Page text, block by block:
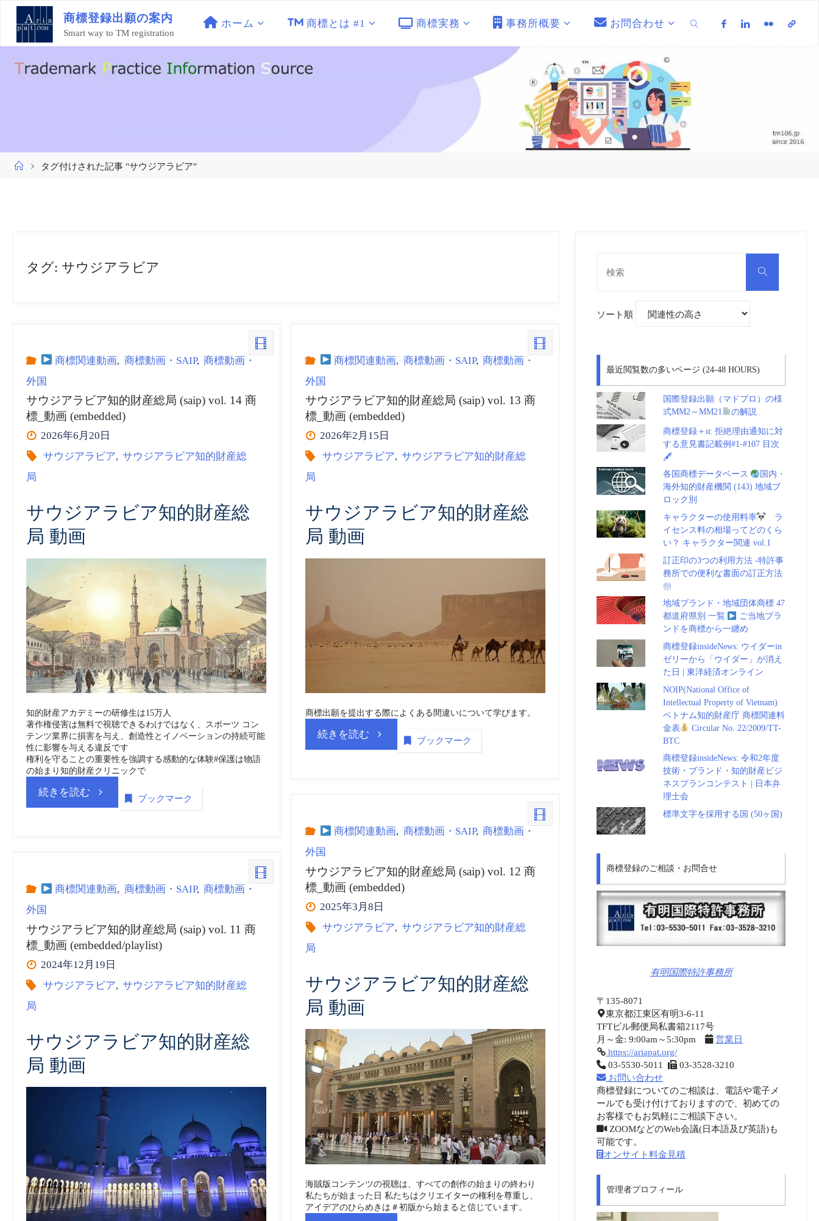
ン
商標登録出願の案内
Smart way to TM registration
ホーム 商標とは #1 商標実務 事務所概要 お問合わせ
ホ
タグ付けされた記事 "サウジアラビア"
タグ: サウジアラビア
商標関連動画, 商標動画・SAIP, 商標動画・
外国
サウジアラビア知的財産総局 (saip) vol. 14 商
標_動画 (embedded)
2026年6月20日
サウジアラビア, サウジアラビア知的財産総
局
サウジアラビア知的財産総
局 動画
知的財産アカデミーの研修生は15万人
著作権侵害は無料で視聴できるわけではなく、スポーツ コン
テンツ業界に損害を与え、創造性とイノベーションの持続可能
性に影響を与える違反です
権利を守ることの重要性を強調する感動的な体験#保護は物語
の始まり知的財産クリニックで
続きを読む “サ
ア
ビ
的
産
局
(saip)
ブックマーク
商標関連動画, 商標動画・SAIP, 商標動画・
外国
サウジアラビア知的財産総局 (saip) vol. 13 商
標_動画 (embedded)
2026年2月15日
サウジアラビア, サウジアラビア知的財産総
局
サウジアラビア知的財産総
局 動画
商標出願を提出する際によくある間違いについて学びます。
続きを読む “サ
ア
ビ
的
総
局
(saip)
13
ブックマーク
商標関連動画, 商標動画・SAIP, 商標動画・
外国
サウジアラビア知的財産総局 (saip) vol. 12 商
標_動画 (embedded)
2025年3月8日
サウジアラビア, サウジアラビア知的財産総
局
サウジアラビア知的財産総
局 動画
海賊版コンテンツの視聴は、すべての創作の始まりの終わり
私たちが始まった日 私たちはクリエイターの権利を尊重し、
アイデアのひらめきは＃初版から始まると信じています。
商標関連動画, 商標動画・SAIP, 商標動画・
外国
サウジアラビア知的財産総局 (saip) vol. 11 商
標_動画 (embedded/playlist)
2024年12月19日
サウジアラビア, サウジアラビア知的財産総
局
サウジアラビア知的財産総
局 動画
検
ソート順
最近閲覧数の多いページ (24-48 HOURS)
国際登録出願（マドプロ）の様
式MM2～MM21
の解説
商標登録＋α: 拒絶理由通知に対
する意見書記載例#1-#107 目次
🖋
各国商標データベース
国内・
海外知的財産機関 (143) 地域ブ
ロック別
キャラクターの使用料率
ラ
イセンス料の相場ってどのくら
い？ キャラクター関連 vol.1
訂正印の3つの利用方法 -特許事
務所での便利な書面の訂正方法
㊞
地域ブランド・地域団体商標 47
都道府県別 一覧
ご当地ブラ
ンドを商標から一纏め
商標登録insideNews: ウイダーin
ゼリーから「ウイダー」が消え
た日 | 東洋経済オンライン
NOIP(National Office of
Intellectual Property of Vietnam)
ベトナム知的財産庁 商標関連料
金表
Circular No. 22/2009/TT-
BTC
商標登録insideNews: 令和2年度
技術・ブランド・知的財産ビジ
ネスプランコンテスト | 日本弁
理士会
標準文字を採用する国 (50ヶ国)
商標登録のご相談・お問合せ
有明国際特許事務所
〒135-8071
東京都江東区有明3-6-11
TFTビル郵便局私書箱2117号
月～金: 9:00am～5:30pm
営業日
https://ariapat.org/
03-5530-5011
03-3528-3210
お問い合わせ
商標登録についてのご相談は、電話や電子メ
ールでも受け付けておりますので、初めての
お客様でもお気軽にご相談下さい。
ZOOMなどのWeb会議(日本語及び英語)も
可能です。
オンサイト料金見積
管理者プロフィール